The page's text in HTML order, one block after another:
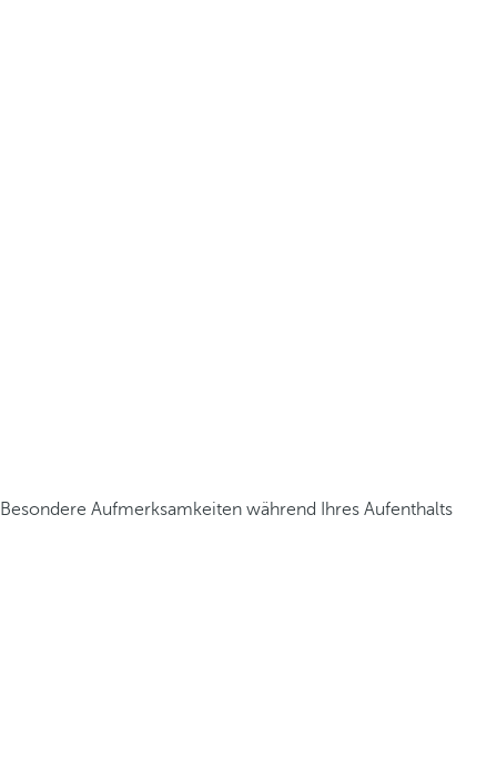
Besondere Aufmerksamkeiten während Ihres Aufenthalts